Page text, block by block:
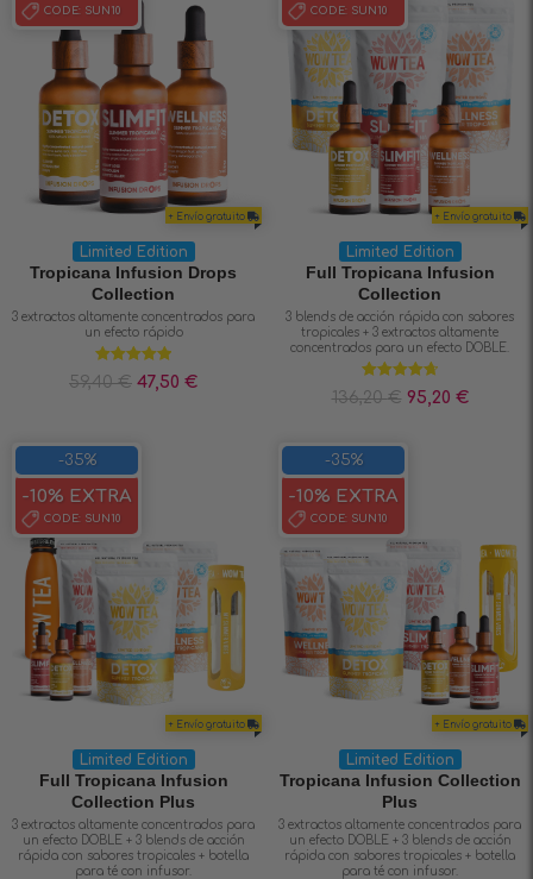
+ Envío gratuito
CODE: SUN10
Limited Edition
Tropicana Infusion Drops
Collection
3 extractos altamente concentrados para
un efecto rápido
Valorado en
5.00de 5
59,40€ 47,50 €
+ Envío gratuito
CODE: SUN10
Limited Edition
Full Tropicana Infusion
Collection
3 blends de acción rápida con sabores
tropicales + 3 extractos altamente
concentrados para un efecto DOBLE.
Valorado en
4.70de 5
136,20€ 95,20 €
+ Envío gratuito
-35%
-10% EXTRA
CODE: SUN10
Limited Edition
Full Tropicana Infusion
Collection Plus
3 extractos altamente concentrados para
un efecto DOBLE + 3 blends de acción
rápida con sabores tropicales + botella
para té con infusor.
+ Envío gratuito
-35%
-10% EXTRA
CODE: SUN10
Limited Edition
Tropicana Infusion Collection
Plus
3 extractos altamente concentrados para
un efecto DOBLE + 3 blends de acción
rápida con sabores tropicales + botella
para té con infusor.